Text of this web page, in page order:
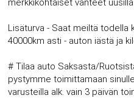
merkkikohtaiset vanteet
Lisäturva - Saat meiltä todella
40000km asti - auton iästä ja
# Tilaa auto Saksasta/
pystymme toimittamaan
varusteilla alk. vain 3 päivän